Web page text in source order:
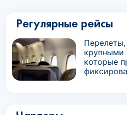
Регулярные рейсы
крупными
которые